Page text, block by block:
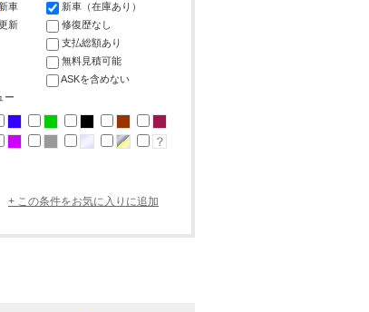
新車
新車（在庫あり）
新
修復歴なし
支払総額あり
無料見積可能
ASKを含めない
ー
+ この条件をお気に入りに追加